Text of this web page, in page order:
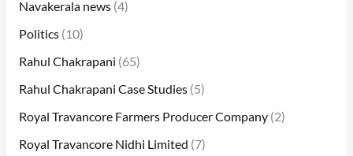
Navakerala news(4)
Politics(10)
Rahul Chakrapani (65)
Rahul Chakrapani Case Studies(5)
Royal Travancore Farmers Producer Company(2)
Royal Travancore Nidhi Limited (7)